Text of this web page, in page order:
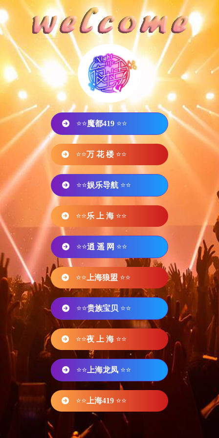
⭐⭐魔都419 ⭐⭐
⭐⭐万 花 楼 ⭐⭐
⭐⭐娱乐导航 ⭐⭐
⭐⭐乐 上 海 ⭐⭐
⭐⭐逍 遥 网 ⭐⭐
⭐⭐ 上海狼盟 ⭐⭐
⭐⭐贵族宝贝 ⭐⭐
⭐⭐夜 上 海 ⭐⭐
⭐⭐ 上海龙凤 ⭐⭐
⭐⭐ 上海419 ⭐⭐